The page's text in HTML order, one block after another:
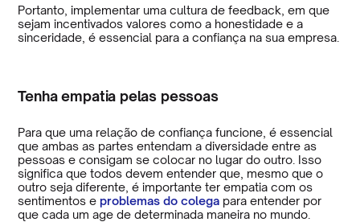
Portanto, implementar uma cultura de feedback, em que
sejam incentivados valores como a honestidade e a
sinceridade, é essencial para a confiança na sua empresa.
Tenha empatia pelas pessoas
Para que uma relação de confiança funcione, é essencial
que ambas as partes entendam a diversidade entre as
pessoas e consigam se colocar no lugar do outro. Isso
significa que todos devem entender que, mesmo que o
outro seja diferente, é importante ter empatia com os
sentimentos e problemas do colega para entender por
que cada um age de determinada maneira no mundo.